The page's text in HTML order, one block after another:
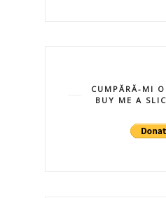
CUMPĂRĂ-MI
BUY ME A